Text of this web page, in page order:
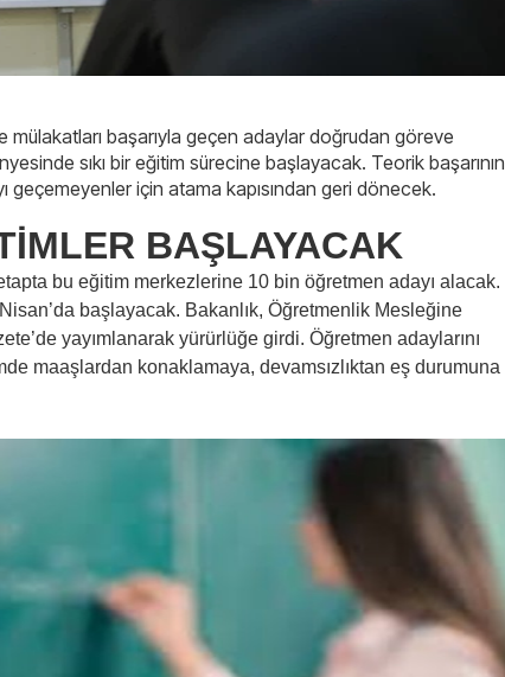
mülakatları başarıyla geçen adaylar doğrudan göreve
sıkı bir eğitim sürecine başlayacak. Teorik başarının
geçemeyenler için atama kapısından geri dönecek.
BAŞLAYACAK
bu eğitim merkezlerine 10 bin öğretmen adayı alacak.
başlayacak. Bakanlık, Öğretmenlik Mesleğine
yayımlanarak yürürlüğe girdi. Öğretmen adaylarını
maaşlardan konaklamaya, devamsızlıktan eş durumuna